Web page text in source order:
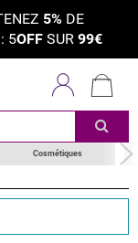
5%DE
5OFF SUR 99€
Cosmétiques